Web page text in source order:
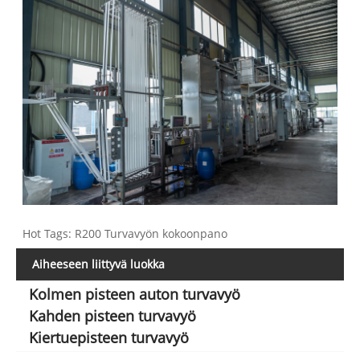
Hot Tags: R200 Turvavyön kokoonpano
Aiheeseen liittyvä luokka
Kolmen pisteen auton turvavyö
Kahden pisteen turvavyö
Kiertuepisteen turvavyö